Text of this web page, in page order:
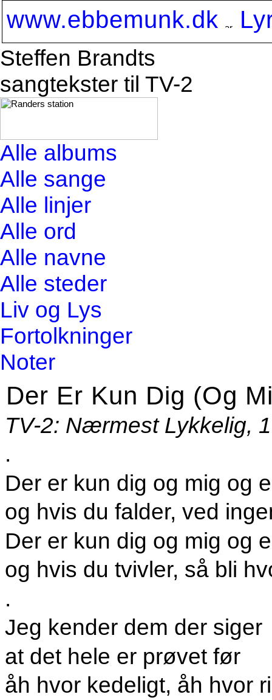
www.ebbemunk.dk
Steffen Brandts
sangtekster til TV-2
Alle albums
Alle sange
Alle linjer
Alle ord
Alle navne
Alle steder
Liv og Lys
Fortolkninger
Noter
Der Er Kun Dig (Og
TV-2: Nærmest Lykkelig,
.
Der er kun dig og mig og
og hvis du falder, ved
Der er kun dig og mig og
og hvis du tvivler, så bli
.
Jeg kender dem der siger
at det hele er prøvet før
åh hvor kedeligt, åh hvor